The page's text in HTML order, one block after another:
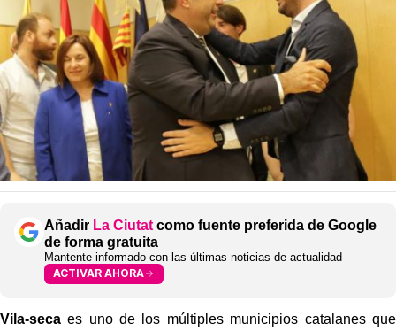
Añadir La Ciutat como fuente preferida de Google
de forma gratuita
Mantente informado con las últimas noticias de actualidad
ACTIVAR AHORA
Vila-seca es uno de los múltiples municipios catalanes que